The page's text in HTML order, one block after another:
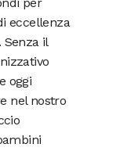
per
eccellenza
Senza il
oggi
nel nostro